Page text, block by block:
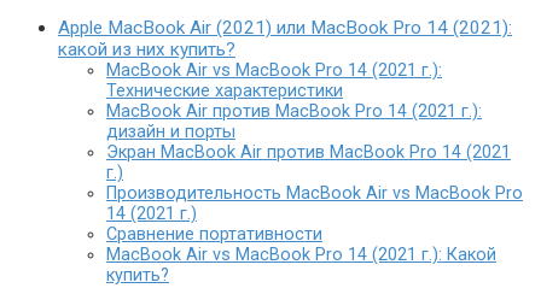
Apple MacBook Air (2021) или MacBook Pro 14 (2021):
какой из них купить?
MacBook Air vs MacBook Pro 14 (2021 г.):
Технические характеристики
MacBook Air против MacBook Pro 14 (2021 г.):
дизайн и порты
Экран MacBook Air против MacBook Pro 14 (2021
г.)
Производительность MacBook Air vs MacBook Pro
14 (2021 г.)
Сравнение портативности
MacBook Air vs MacBook Pro 14 (2021 г.): Какой
купить?